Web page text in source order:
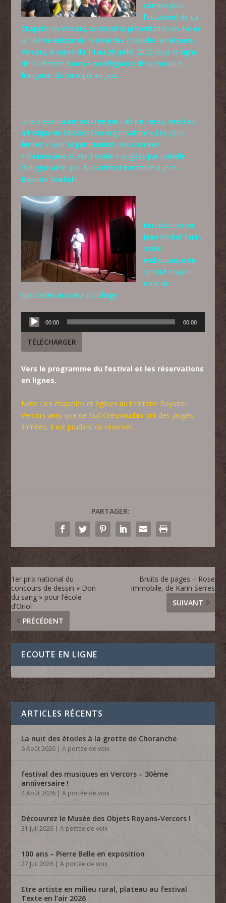
comble pour
l’occasion) de La
Chapelle en Vercors, se tenait la présentation en live de
la 18ème édition du festival des chapelles en Royans-
Vercors, à suivre du 14 au 29 juillet 2025 sous le signe
de la »French touch » ou l’élégance de la musique
française, du baroque au jazz
Une présentation assurée par Fabrice Ferez, directeur
artistique de l’association organisatrice « Les yeux
fertiles » avec la participation des chorales
« Chantecaille et Verchoralie » dirigées par Isabelle
Gourgue ainsi que du pianiste international Jean-
Baptiste Mathulin.
Introduction par
Jean-Michel Tarin,
maire
enthousiaste de
ce tout nouvel
écrin de
spectacles au cœur du village.
Lecteur
audio
00:00 00:00
TÉLÉCHARGER
Vers le programme du festival et les réservations
en lignes.
Note : les chapelles et églises du territoire Royans-
Vercors ainsi que de Sud Grésivaudan ont des jauges
limitées, il est prudent de réserver.
PARTAGER:
1er prix national du
concours de dessin « Don
du sang » pour l’école
d’Oriol
PRÉCÉDENT
Bruits de pages – Rose
immobile, de Karin Serres
SUIVANT
ECOUTE EN LIGNE
ARTICLES RÉCENTS
La nuit des étoiles à la grotte de Choranche
6 Août 2026 |A portée de voix
festival des musiques en Vercors – 30ème
anniversaire !
4 Août 2026 |A portée de voix
Découvrez le Musée des Objets Royans-Vercors !
31 Juil 2026 |A portée de voix
100 ans – Pierre Belle en exposition
27 Juil 2026 |A portée de voix
Etre artiste en milieu rural, plateau au festival
Texte en l’air 2026